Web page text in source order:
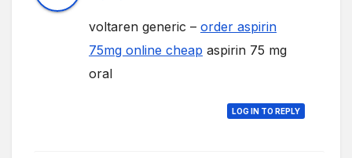
voltaren generic – order aspirin
75mg online cheap aspirin 75 mg
oral
LOG IN TO REPLY